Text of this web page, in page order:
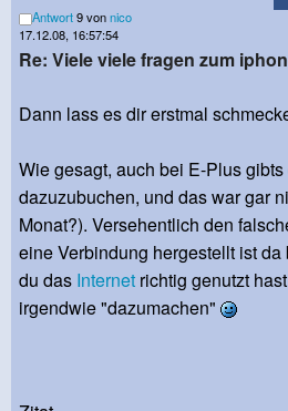
Antwort9 vonnico
17.12.08, 16:57:54
Re: Viele viele fragen zum
Dann lass es dir erstmal
Wie gesagt, auch bei E-Plus
dazuzubuchen, und das war gar
Monat?). Versehentlich den
eine Verbindung hergestellt ist
du das Internet richtig genutzt
irgendwie "dazumachen"